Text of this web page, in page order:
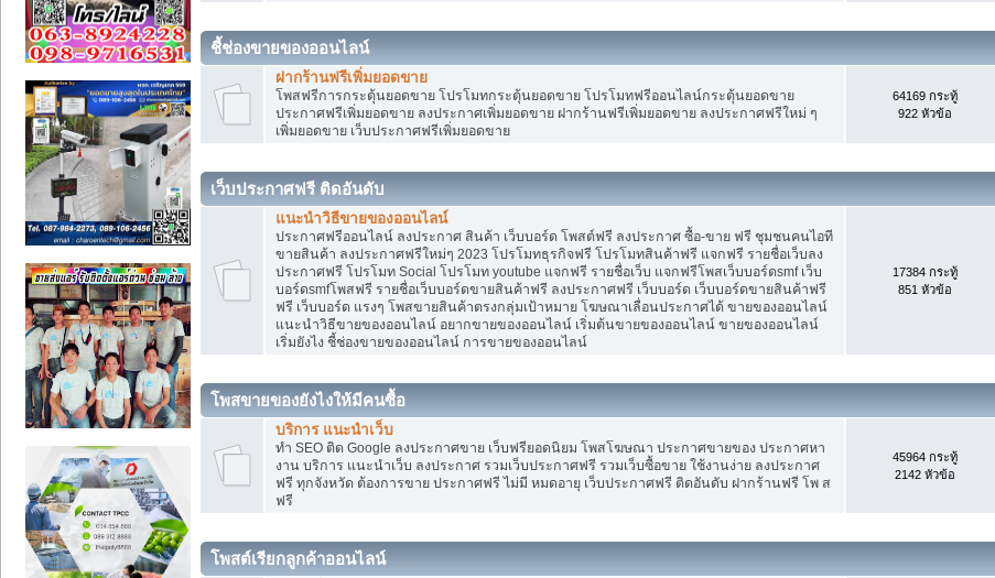
ชี้ช่องขายของออนไลน์
ฝากร้านฟรีเพิ่มยอดขาย
โพสฟรีการกระตุ้นยอดขาย โปรโมทกระตุ้นยอดขาย โปรโมทฟรีออนไลน์กระตุ้นยอดขาย
ประกาศฟรีเพิ่มยอดขาย ลงประกาศเพิ่มยอดขาย ฝากร้านฟรีเพิ่มยอดขาย ลงประกาศฟรีใหม่ ๆ
เพิ่มยอดขาย เว็บประกาศฟรีเพิ่มยอดขาย
64169 กระทู้
922 หัวข้อ
เว็บประกาศฟรี ติดอันดับ
แนะนำวิธีขายของออนไลน์
ประกาศฟรีออนไลน์ ลงประกาศ สินค้า เว็บบอร์ด โพสต์ฟรี ลงประกาศ ซื้อ-ขาย ฟรี ชุมชนคนไอที
ขายสินค้า ลงประกาศฟรีใหม่ๆ 2023 โปรโมทธุรกิจฟรี โปรโมทสินค้าฟรี แจกฟรี รายชื่อเว็บลง
ประกาศฟรี โปรโมท Social โปรโมท youtube แจกฟรี รายชื่อเว็บ แจกฟรีโพสเว็บบอร์ดsmf เว็บ
บอร์ดsmfโพสฟรี รายชื่อเว็บบอร์ดขายสินค้าฟรี ลงประกาศฟรี เว็บบอร์ด เว็บบอร์ดขายสินค้าฟรี
ฟรี เว็บบอร์ด แรงๆ โพสขายสินค้าตรงกลุ่มเป้าหมาย โฆษณาเลื่อนประกาศได้ ขายของออนไลน์
แนะนำวิธีขายของออนไลน์ อยากขายของออนไลน์ เริ่มต้นขายของออนไลน์ ขายของออนไลน์
เริ่มยังไง ชี้ช่องขายของออนไลน์ การขายของออนไลน์
17384 กระทู้
851 หัวข้อ
โพสขายของยังไงให้มีคนซื้อ
บริการ แนะนำเว็บ
ทำ SEO ติด Google ลงประกาศขาย เว็บฟรียอดนิยม โพสโฆษณา ประกาศขายของ ประกาศหา
งาน บริการ แนะนำเว็บ ลงประกาศ รวมเว็บประกาศฟรี รวมเว็บซื้อขาย ใช้งานง่าย ลงประกาศ
ฟรี ทุกจังหวัด ต้องการขาย ประกาศฟรี ไม่มี หมดอายุ เว็บประกาศฟรี ติดอันดับ ฝากร้านฟรี โพ ส
ฟรี
45964 กระทู้
2142 หัวข้อ
โพสต์เรียกลูกค้าออนไลน์